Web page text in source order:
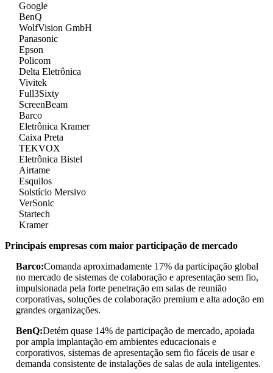
Google
BenQ
WolfVision GmbH
Panasonic
Epson
Policom
Delta Eletrônica
Vivitek
Full3Sixty
ScreenBeam
Barco
Eletrônica Kramer
Caixa Preta
TEKVOX
Eletrônica Bistel
Airtame
Esquilos
Solstício Mersivo
VerSonic
Startech
Kramer
Principais empresas com maior participação de mercado
Barco:Comanda aproximadamente 17% da participação global
no mercado de sistemas de colaboração e apresentação sem fio,
impulsionada pela forte penetração em salas de reunião
corporativas, soluções de colaboração premium e alta adoção em
grandes organizações.
BenQ:Detém quase 14% de participação de mercado, apoiada
por ampla implantação em ambientes educacionais e
corporativos, sistemas de apresentação sem fio fáceis de usar e
demanda consistente de instalações de salas de aula inteligentes.